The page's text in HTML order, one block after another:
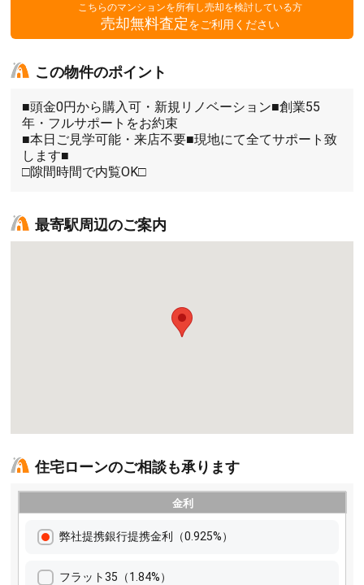
こちらのマンションを所有し売却を検討している方
売却無料査定をご利用ください
この物件のポイント
■頭金0円から購入可・新規リノベーション■創業55
年・フルサポートをお約束
■本日ご見学可能・来店不要■現地にて全てサポート致
します■
□隙間時間で内覧OK□
最寄駅周辺のご案内
住宅ローンのご相談も承ります
金利
弊社提携銀行提携金利（0.925%）
フラット35（1.84%）